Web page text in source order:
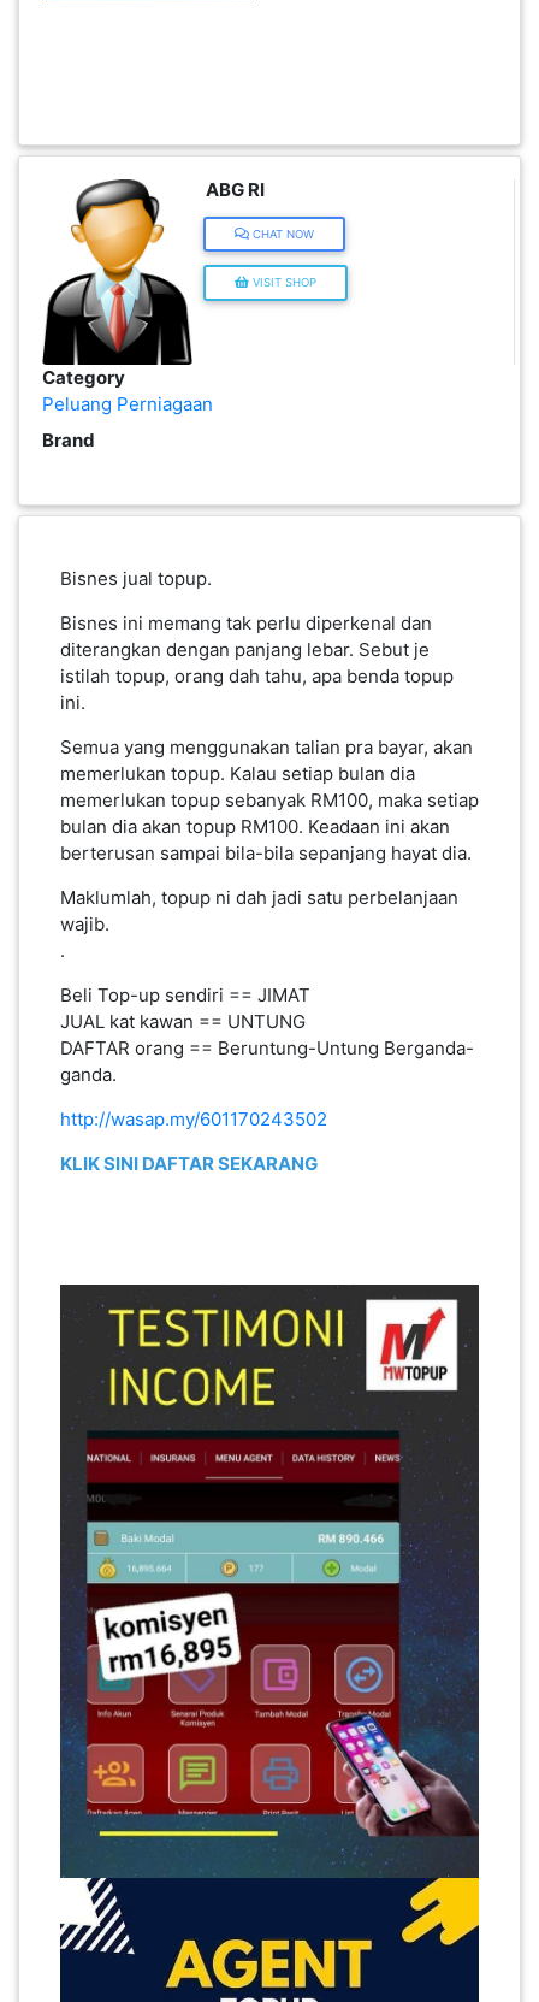
Category
Peluang Perniagaan
Brand
Bisnes jual topup.
diterangkan dengan panjang lebar. Sebut je
memerlukan topup. Kalau setiap bulan dia
memerlukan topup sebanyak RM100, maka setiap
bulan dia akan topup RM100. Keadaan ini akan
berterusan sampai bila-bila sepanjang hayat dia.
Maklumlah, topup ni dah jadi satu perbelanjaan
wajib.
.
Beli Top-up sendiri == JIMAT
DAFTAR orang == Beruntung-Untung Berganda-
ganda.
KLIK SINI DAFTAR SEKARANG
&
PELANCONGAN(1)
RUMAH
BARANG
PERIBADI(4)
PEKERJAAN(0)
HARTA
LAIN-
KEPERLUAN(16)
SELECT NEGERI
SELANGOR(37)
PAHANG(13)
KELANTAN(22)
PERAK(41)
KEDAH(13)
TERENGGANU(12)
SABAH(0)
SARAWAK(2)
JOHOR(8)
MELAKA(53)
PENANG(2)
PERLIS(6)